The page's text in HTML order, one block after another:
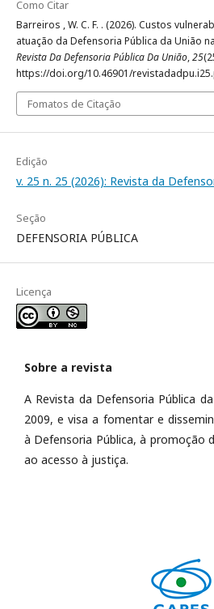
Como Citar
Barreiros , W. C. F. . (2026). Custos
atuação da Defensoria Pública da União
Revista Da Defensoria Pública Da União,25
https://doi.org/10.46901/
Fomatos de Citação
Edição
v. 25 n. 25 (2026): Revista da
Seção
DEFENSORIA PÚBLICA
Licença
Sobre a revista
A Revista da Defensoria Pública
2009, e visa a fomentar e
à Defensoria Pública, à promoção
ao acesso à justiça.